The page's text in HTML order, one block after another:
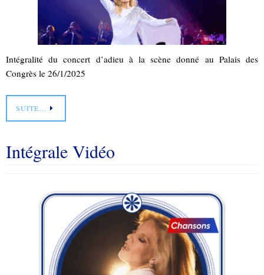
Intégralité du concert d’adieu à la scène donné au Palais des
Congrès le 26/1/2025
SUITE…
Intégrale Vidéo